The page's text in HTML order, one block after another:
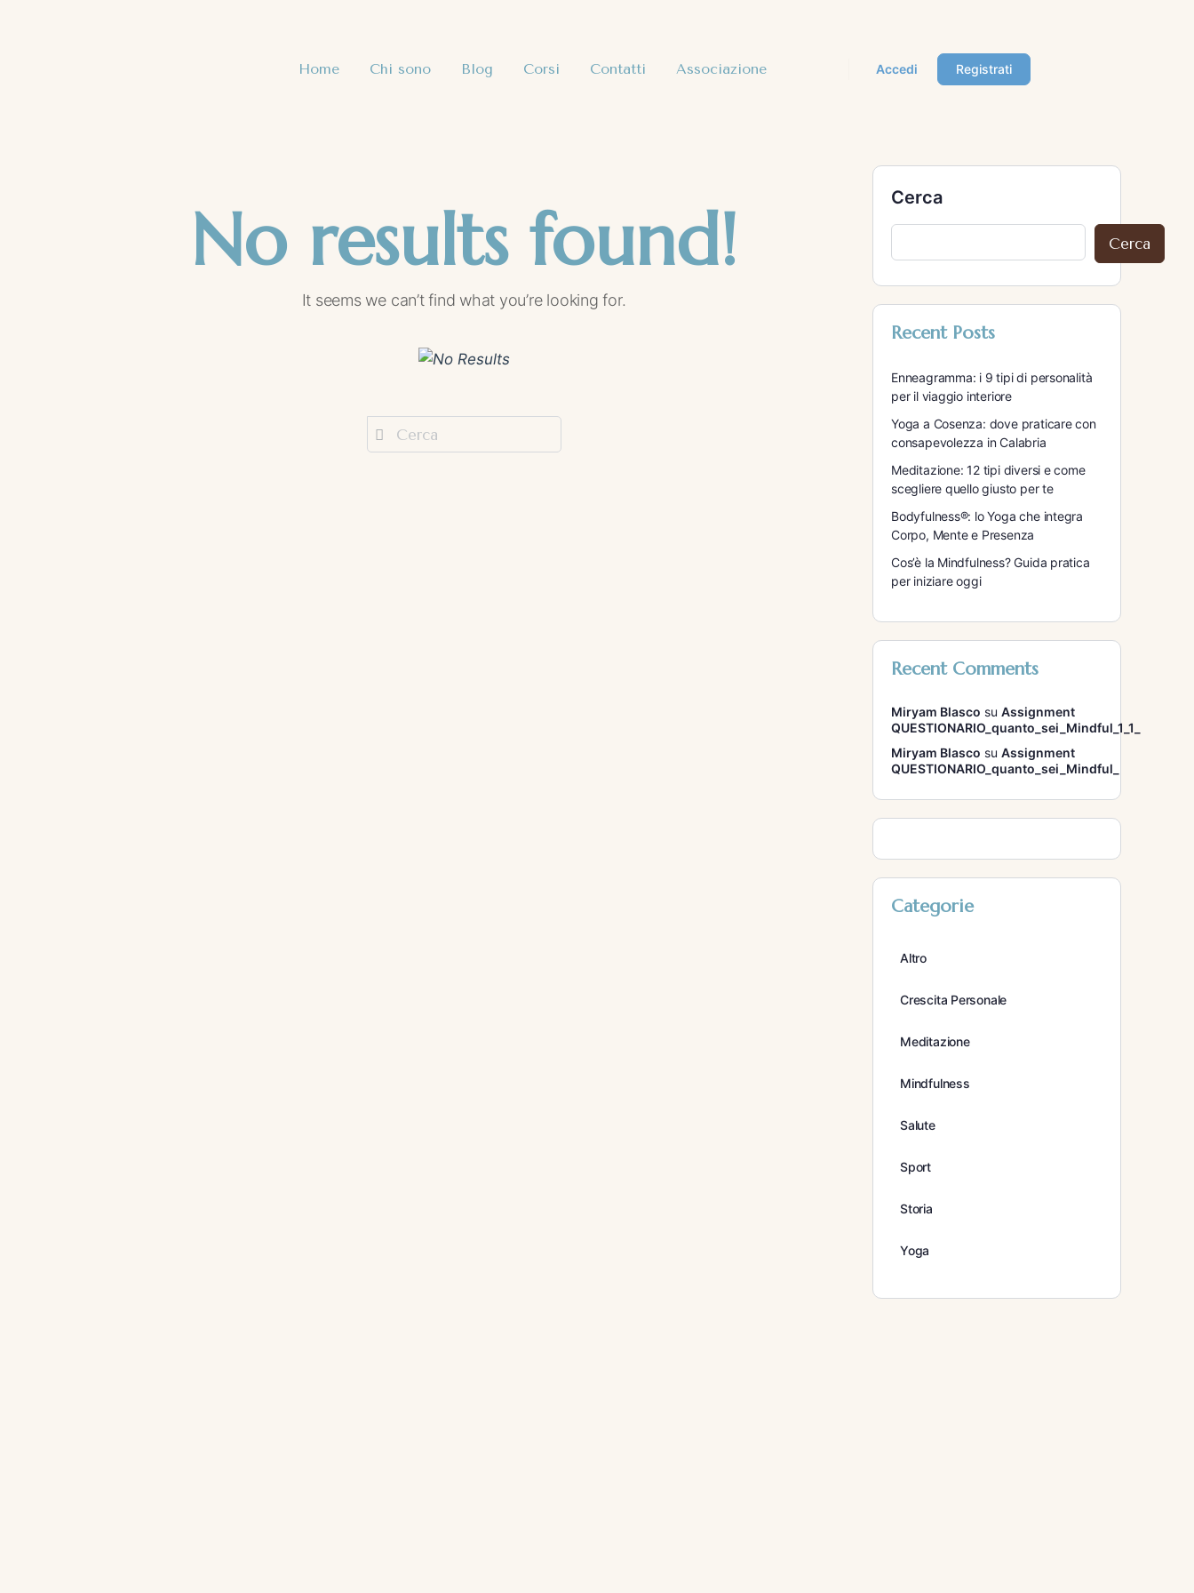
Home Chi sono Blog Corsi Contatti Associazione Accedi Registrati
No results found!
It seems we can’t find what you’re looking for.
Cerca
Cerca
Recent Posts
Enneagramma: i 9 tipi di personalità
per il viaggio interiore
Yoga a Cosenza: dove praticare con
consapevolezza in Calabria
Meditazione: 12 tipi diversi e come
scegliere quello giusto per te
Bodyfulness®: lo Yoga che integra
Corpo, Mente e Presenza
Cos’è la Mindfulness? Guida pratica
per iniziare oggi
Recent Comments
Miryam Blasco su Assignment
QUESTIONARIO_quanto_sei_Mindful_1_1_
Miryam Blasco su Assignment
QUESTIONARIO_quanto_sei_Mindful_
Categorie
Altro
Crescita Personale
Meditazione
Mindfulness
Salute
Sport
Storia
Yoga